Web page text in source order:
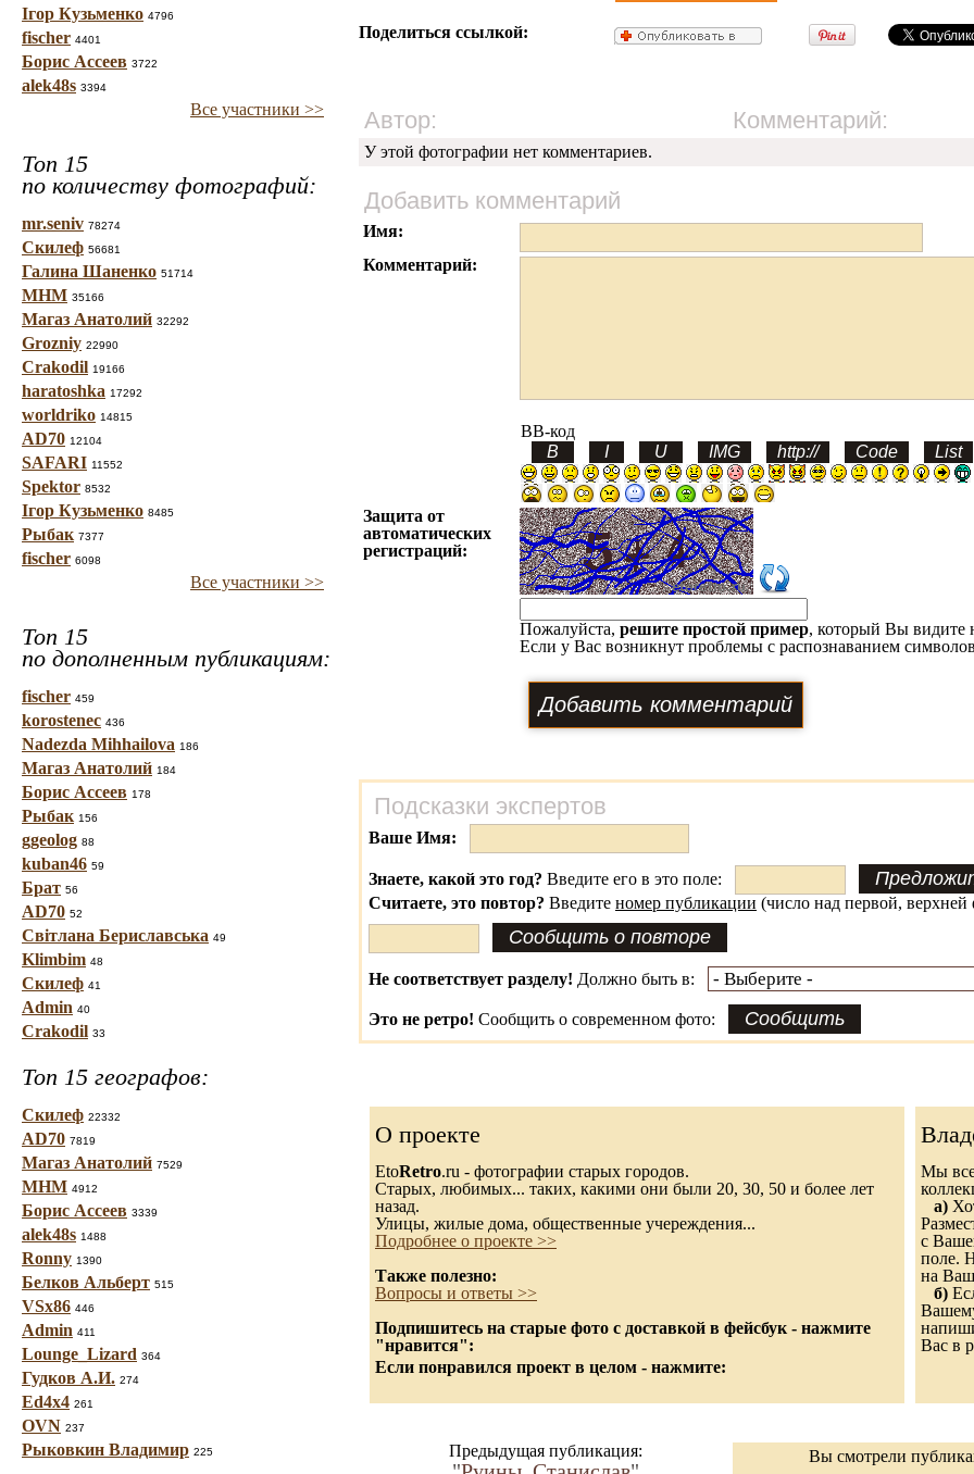
Ігор Кузьменко 4796
fischer 4401
Борис Ассеев 3722
alek48s 3394
Все участники >>
Топ 15
по количеству фотографий:
mr.seniv 78274
Скилеф 56681
Галина Шаненко 51714
МНМ 35166
Магаз Анатолий 32292
Grozniy 22990
Crakodil 19166
haratoshka 17292
worldriko 14815
AD70 12104
SAFARI 11552
Spektor 8532
Ігор Кузьменко 8485
Рыбак 7377
fischer 6098
Все участники >>
Топ 15
по дополненным публикациям:
fischer 459
korostenec 436
Nadezda Mihhailova 186
Магаз Анатолий 184
Борис Ассеев 178
Рыбак 156
ggeolog 88
kuban46 59
Брат 56
AD70 52
Світлана Бериславська 49
Klimbim 48
Скилеф 41
Admin 40
Crakodil 33
Топ 15 географов:
Скилеф 22332
AD70 7819
Магаз Анатолий 7529
МНМ 4912
Борис Ассеев 3339
alek48s 1488
Ronny 1390
Белков Альберт 515
VSx86 446
Admin 411
Lounge_Lizard 364
Гудков А.И. 274
Ed4x4 261
OVN 237
Рыковкин Владимир 225
Поделиться ссылкой:
Автор: Комментарий:
У этой фотографии нет комментариев.
Добавить комментарий
Имя:
Комментарий:
BB-код
Защита от
автоматических
регистраций:
Пожалуйста, решите простой пример, который Вы видите
Если у Вас возникнут проблемы с распознаванием
Подсказки экспертов
Ваше Имя:
Знаете, какой это год? Введите его в это поле:
Считаете, это повтор? Введите номер публикации (число над первой, верхней
Не соответствует разделу! Должно быть в:
Это не ретро! Сообщить о современном фото:
О проекте
EtoRetro.ru - фотографии старых городов.
Старых, любимых... таких, какими они были 20, 30, 50 и более лет
назад.
Улицы, жилые дома, общественные учереждения...
Подробнее о проекте >>
Также полезно:
Вопросы и ответы >>
Подпишитесь на старые фото с доставкой в фейсбук - нажмите
"нравится":
Если понравился проект в целом - нажмите:
Мы
а)
с
поле.
на Ваш
б)
Вас в
Предыдущая публикация: Вы смотрели